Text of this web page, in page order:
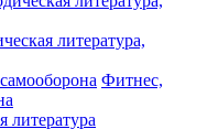
литература,
Фитнес,